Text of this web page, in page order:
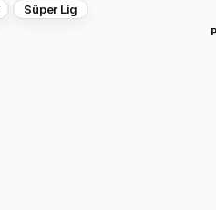
Süper Lig